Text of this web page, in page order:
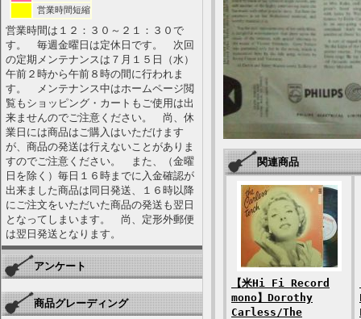
営業時間短縮
営業時間は１２：３０～２１：３０で
す。 毎週金曜日は定休日です。 次回
の定期メンテナンスは７月１５日（水）
午前２時から午前８時の間に行われま
す。 メンテナンス中はホームページ閲
覧もショッピング・カートもご使用は出
来ませんのでご注意ください。 尚、休
業日には商品はご購入はいただけます
が、商品の発送は行えないことがありま
すのでご注意ください。 また、（金曜
日を除く）毎日１６時までに入金確認が
出来ました商品は同日発送、１６時以降
にご注文をいただいた商品の発送も翌日
となってしまいます。 尚、定形外郵便
は翌日発送となります。
アンケート
商品グレーディング
関連商品
【米Hi Fi Record
mono】Dorothy
Carless/The